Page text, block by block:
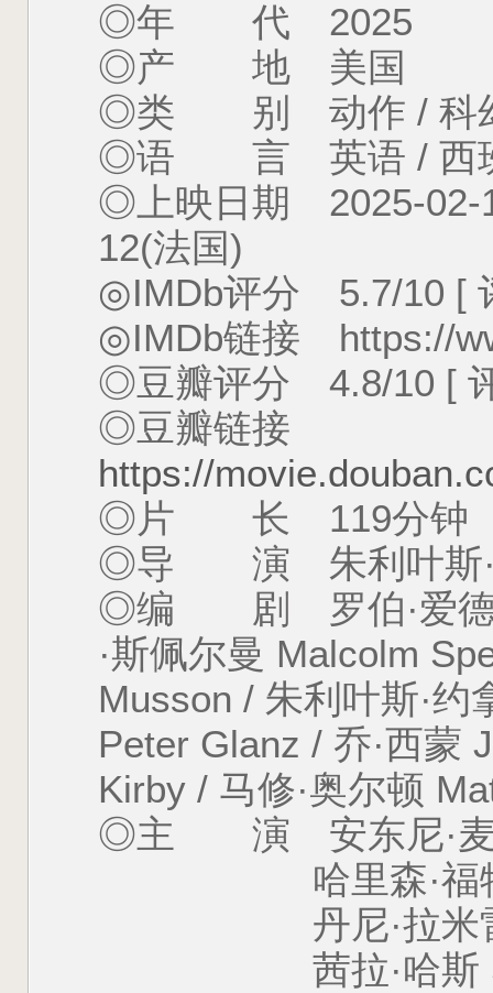
◎年 代 2025
◎产 地 美国
◎类 别 动作 / 科
◎语 言 英语 / 西班
◎上映日期 2025-02-
12(法国)
◎IMDb评分 5.7/10 [
◎IMDb链接 https://
◎豆瓣评分 4.8/10 [
◎豆瓣链接
https://
◎片 长 119分钟
◎导 演 朱利叶斯·
◎编 剧 罗伯·爱德华
·斯佩尔曼 Malcolm
Musson / 朱利叶斯·约
Peter Glanz / 乔·西蒙
Kirby / 马修·奥尔顿
◎主 演 安东尼·麦
哈里森·福特
丹尼·拉米雷斯
茜拉·哈斯